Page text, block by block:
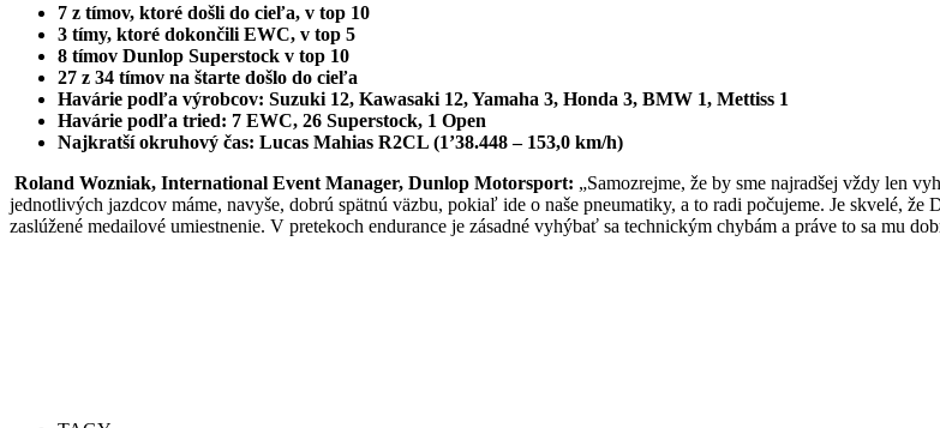
7 z tímov, ktoré došli do cieľa, v top 10
3 tímy, ktoré dokončili EWC, v top 5
8 tímov Dunlop Superstock v top 10
27 z 34 tímov na štarte došlo do cieľa
Havárie podľa výrobcov: Suzuki 12, Kawasaki 12, Yamaha 3, Honda 3, BMW 1, Mettiss 1
Havárie podľa tried: 7 EWC, 26 Superstock, 1 Open
Najkratší okruhový čas: Lucas Mahias R2CL (1’38.448 – 153,0 km/h)
Roland Wozniak, International Event Manager, Dunlop Motorsport: „Samozrejme, že by sme najradšej vždy len
jednotlivých jazdcov máme, navyše, dobrú spätnú väzbu, pokiaľ ide o naše pneumatiky, a to radi počujeme. Je skvelé,
zaslúžené medailové umiestnenie. V pretekoch endurance je zásadné vyhýbať sa technickým chybám a práve to sa mu